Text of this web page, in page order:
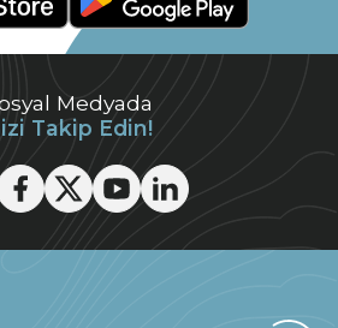
Medyada
Takip Edin!